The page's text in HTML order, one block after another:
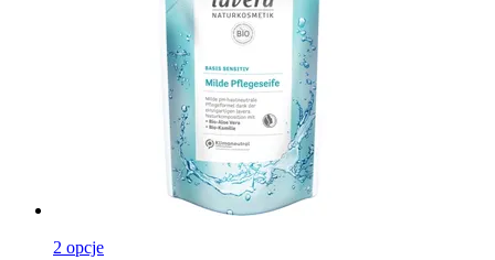
2 opcje